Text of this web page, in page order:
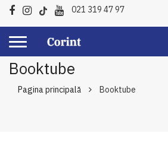
021 319 47 97
Booktube
Pagina principală Booktube